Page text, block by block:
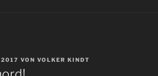
VON VOLKER KINDT